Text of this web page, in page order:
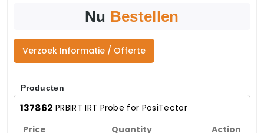
Nu Bestellen
Verzoek Informatie / Offerte
Producten
137862 PRBIRT IRT Probe for PosiTector